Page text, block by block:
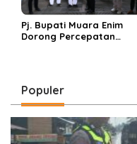
Pj. Bupati Muara Enim
Dorong Percepatan
Populer